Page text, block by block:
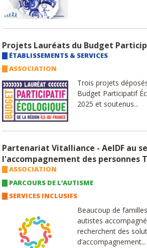
Projets Lauréats du Budget
ÉTABLISSEMENTS & SERVICES
ASSOCIATION
Trois projets
Budget Participatif
2025 et soutenus...
Partenariat Vitalliance - AeIDF au
l'accompagnement des personnes
ASSOCIATION
PARCOURS DE L’AUTISME
SERVICES INCLUSIFS
Beaucoup de
autistes
recherchent des
d’accompagnement...